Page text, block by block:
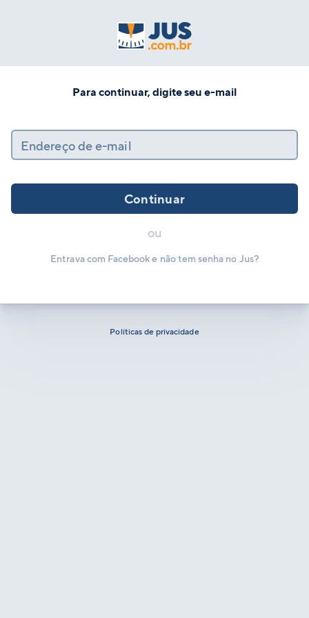
Para continuar, digite seu e-mail
Endereço de e-mail
Continuar
ou
Entrava com Facebook e não tem senha no Jus?
Políticas de privacidade